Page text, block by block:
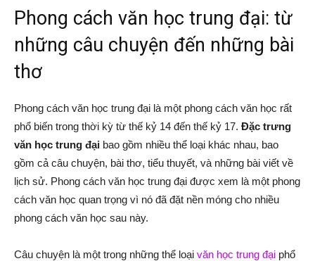
Phong cách văn học trung đại: từ
những câu chuyện đến những bài
thơ
Phong cách văn học trung đại là một phong cách văn học rất
phổ biến trong thời kỳ từ thế kỷ 14 đến thế kỷ 17. Đặc trưng
văn học trung đại bao gồm nhiều thể loại khác nhau, bao
gồm cả câu chuyện, bài thơ, tiểu thuyết, và những bài viết về
lịch sử. Phong cách văn học trung đại được xem là một phong
cách văn học quan trọng vì nó đã đặt nền móng cho nhiều
phong cách văn học sau này.
Câu chuyện là một trong những thể loại văn học trung đại phổ